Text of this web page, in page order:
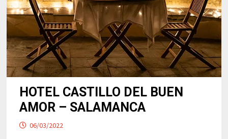
HOTEL CASTILLO DEL BUEN
AMOR – SALAMANCA
06/03/2022